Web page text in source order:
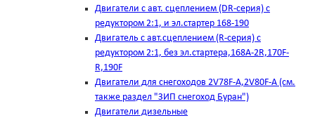
Двигатели с авт. сцеплением (DR-серия) с
редуктором 2:1, и эл.стартер 168-190
Двигатель с авт.сцеплением (R-серия) с
редуктором 2:1, без эл.стартера,168А-2R,170F-
R,190F
Двигатели для снегоходов 2V78F-A,2V80F-A (см.
также раздел "ЗИП снегоход Буран")
Двигатели дизельные